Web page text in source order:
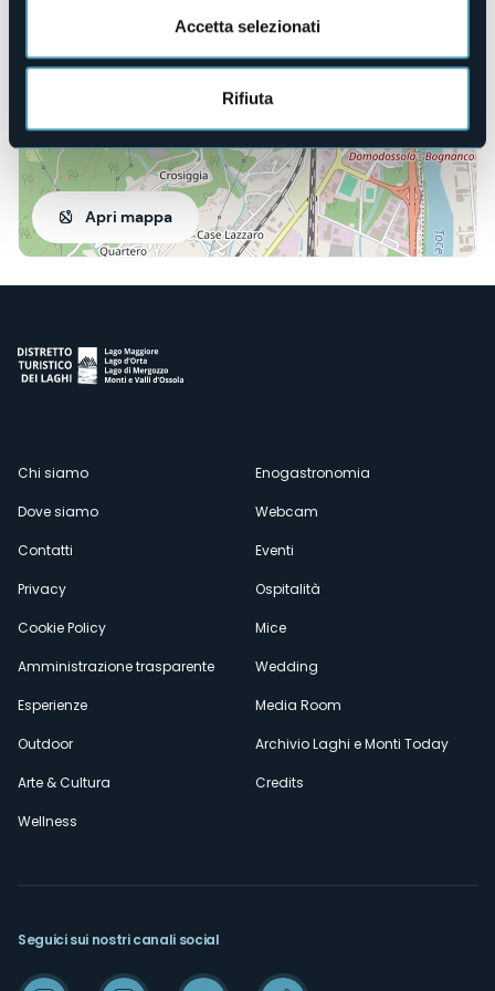
Accetta selezionati
Rifiuta
Apri mappa
Menù
secondario
Chi siamo
Dove siamo
Contatti
Privacy
Cookie Policy
Amministrazione trasparente
Esperienze
Outdoor
Arte & Cultura
Wellness
Enogastronomia
Webcam
Eventi
Ospitalità
Mice
Wedding
Media Room
Archivio Laghi e Monti Today
Credits
Seguici sui nostri canali social